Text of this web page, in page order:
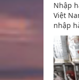
Nhập
Việt
nhập